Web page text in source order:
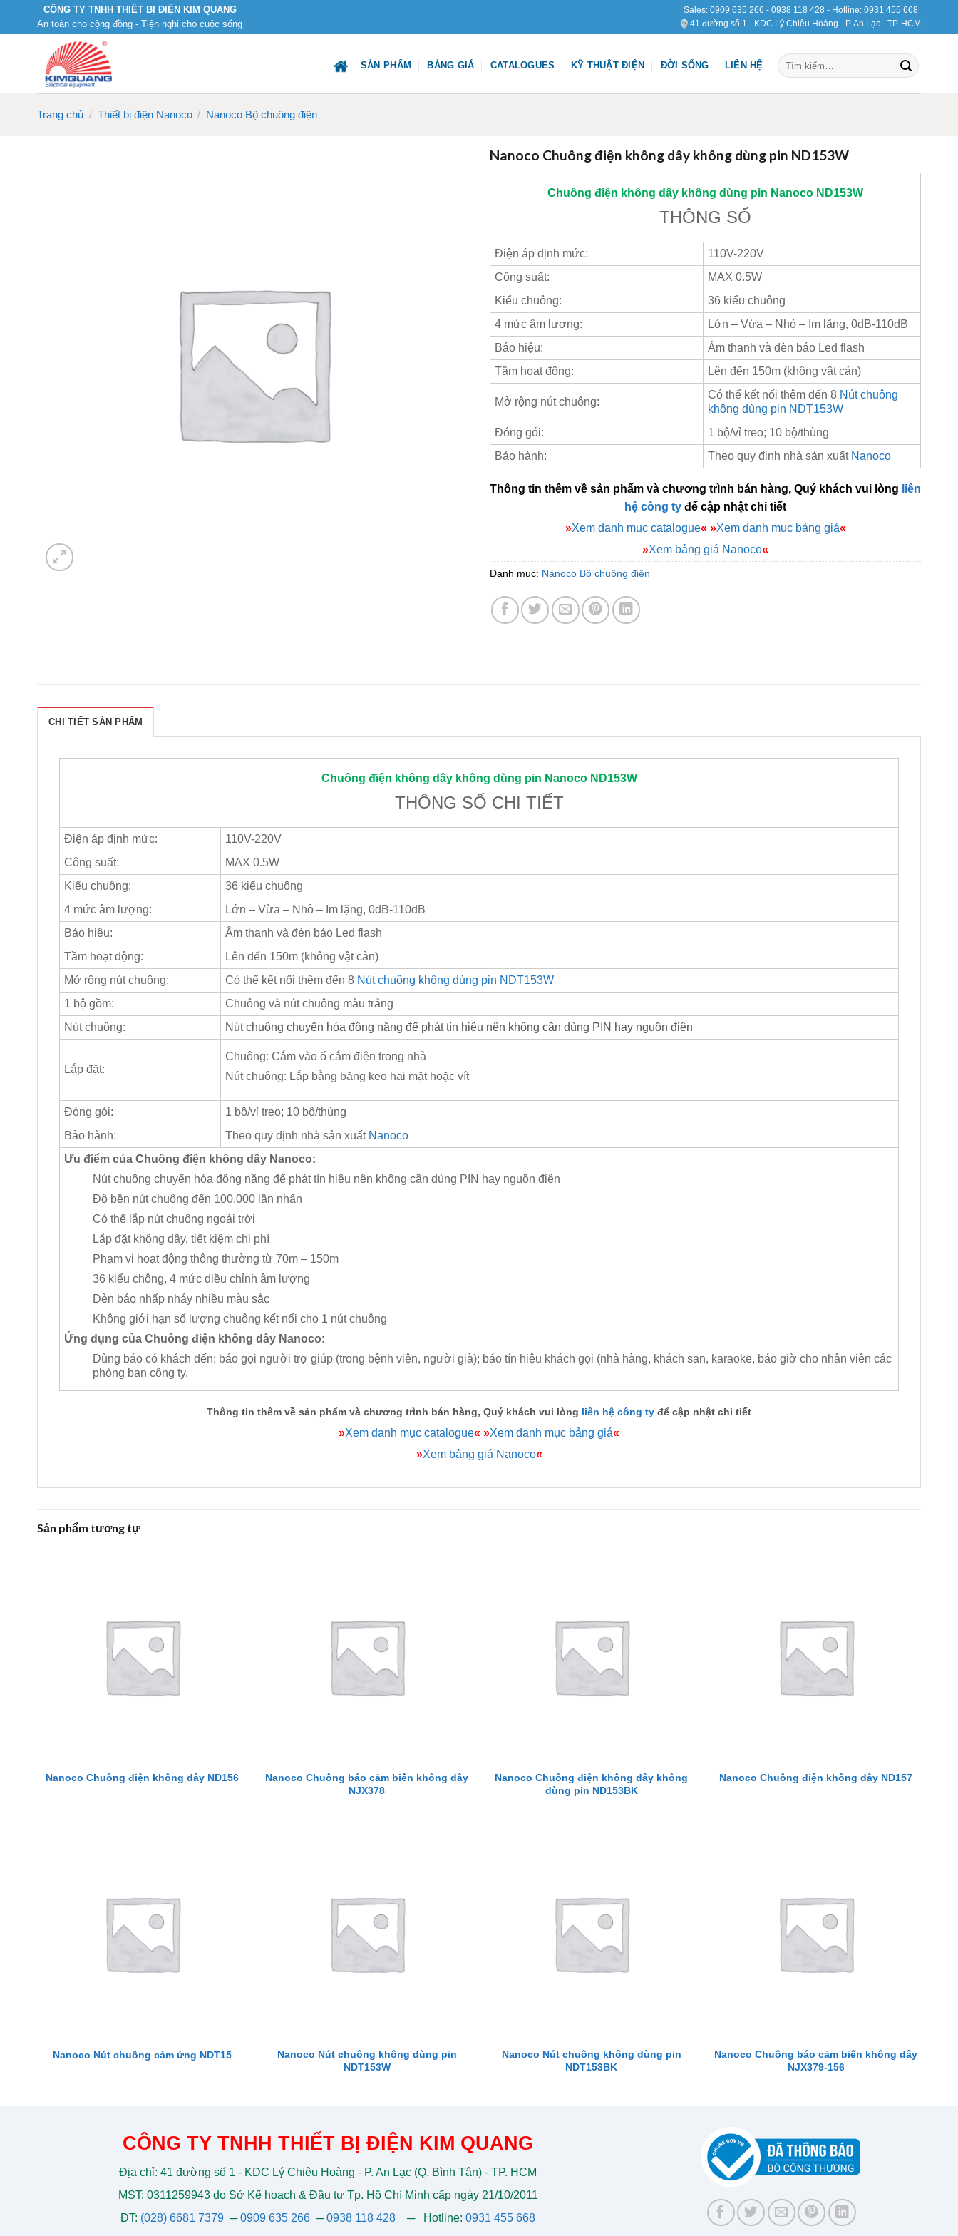
CÔNG TY TNHH THIẾT BỊ ĐIỆN KIM QUANG
An toàn cho cộng đồng - Tiện nghi cho cuộc sống
Sales: 0909 635 266 - 0938 118 428 - Hotline: 0931 455 668
41 đường số 1 - KDC Lý Chiêu Hoàng - P. An Lạc - TP. HCM
SẢN PHẨM BẢNG GIÁ CATALOGUES KỸ THUẬT ĐIỆN ĐỜI SỐNG LIÊN HỆ
Tìm
kiếm:
Trang chủ / Thiết bị điện Nanoco / Nanoco Bộ chuông điện
Nanoco Chuông điện không dây không dùng pin ND153W
Chuông điện không dây không dùng pin Nanoco ND153W
THÔNG SỐ
Điện áp định mức:
110V-220V
Công suất:
MAX 0.5W
Kiểu chuông:
36 kiểu chuông
4 mức âm lượng:
Lớn – Vừa – Nhỏ – Im lặng, 0dB-110dB
Báo hiệu:
Âm thanh và đèn báo Led flash
Tầm hoạt động:
Lên đến 150m (không vật cản)
Mở rộng nút chuông:
Có thể kết nối thêm đến 8 Nút chuông
không dùng pin NDT153W
Đóng gói:
1 bộ/vỉ treo; 10 bộ/thùng
Bảo hành:
Theo quy định nhà sản xuất Nanoco
Thông tin thêm về sản phẩm và chương trình bán hàng, Quý khách vui lòng liên
hệ công ty để cập nhật chi tiết
»Xem danh mục catalogue« »Xem danh mục bảng giá«
»Xem bảng giá Nanoco«
Danh mục: Nanoco Bộ chuông điện
CHI TIẾT SẢN PHẨM
Chuông điện không dây không dùng pin NanocoND153W
THÔNG SỐ CHI TIẾT
Điện áp định mức:
110V-220V
Công suất:
MAX 0.5W
Kiểu chuông:
36 kiểu chuông
4 mức âm lượng:
Lớn – Vừa – Nhỏ – Im lặng, 0dB-110dB
Báo hiệu:
Âm thanh và đèn báo Led flash
Tầm hoạt động:
Lên đến 150m (không vật cản)
Mở rộng nút chuông:
Có thể kết nối thêm đến 8 Nút chuông không dùng pin NDT153W
1 bộ gồm:
Chuông và nút chuông màu trắng
Nút chuông:
Nút chuông chuyển hóa động năng để phát tín hiệu nên không cần dùng PIN hay nguồn điện
Lắp đặt:
Chuông: Cắm vào ổ cắm điện trong nhà
Nút chuông: Lắp bằng băng keo hai mặt hoặc vít
Đóng gói:
1 bộ/vỉ treo; 10 bộ/thùng
Bảo hành:
Theo quy định nhà sản xuất Nanoco
Ưu điểm của Chuông điện không dây Nanoco:
Nút chuông chuyển hóa động năng để phát tín hiệu nên không cần dùng PIN hay nguồn điện
Độ bền nút chuông đến 100.000 lần nhấn
Có thể lắp nút chuông ngoài trời
Lắp đặt không dây, tiết kiệm chi phí
Phạm vi hoạt động thông thường từ 70m – 150m
36 kiểu chông, 4 mức diều chỉnh âm lượng
Đèn báo nhấp nháy nhiều màu sắc
Không giới hạn số lượng chuông kết nối cho 1 nút chuông
Ứng dụng của Chuông điện không dây Nanoco:
Dùng báo có khách đến; báo gọi người trợ giúp (trong bệnh viện, người già); báo tín hiệu khách gọi (nhà hàng, khách sạn, karaoke, báo giờ cho nhân viên các
phòng ban công ty.
Thông tin thêm về sản phẩm và chương trình bán hàng, Quý khách vui lòng liên hệ công ty để cập nhật chi tiết
»Xem danh mục catalogue« »Xem danh mục bảng giá«
»Xem bảng giá Nanoco«
Sản phẩm tương tự
Nanoco Chuông điện không dây ND156
Nanoco Chuông báo cảm biến không dây
NJX378
Nanoco Chuông điện không dây không
dùng pin ND153BK
Nanoco Chuông điện không dây ND157
Nanoco Nút chuông cảm ứng NDT15
Nanoco Nút chuông không dùng pin
NDT153W
Nanoco Nút chuông không dùng pin
NDT153BK
Nanoco Chuông báo cảm biến không dây
NJX379-156
CÔNG TY TNHH THIẾT BỊ ĐIỆN KIM QUANG
Địa chỉ: 41 đường số 1 - KDC Lý Chiêu Hoàng - P. An Lạc (Q. Bình Tân) - TP. HCM
MST: 0311259943 do Sở Kế hoạch & Đầu tư Tp. Hồ Chí Minh cấp ngày 21/10/2011
ĐT: (028) 6681 7379 ─0909 635 266 ─0938 118 428 ─ Hotline: 0931 455 668